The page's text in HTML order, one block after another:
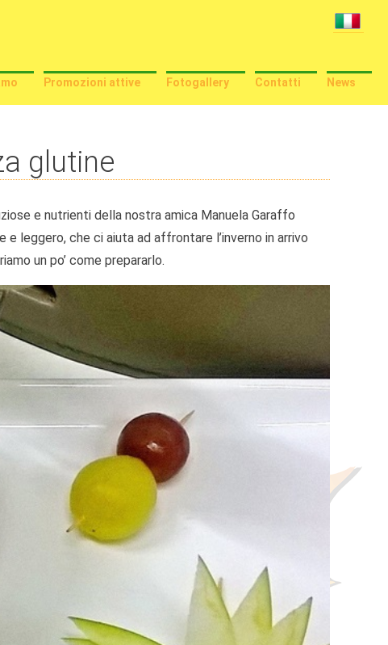
Promozioni attive Fotogallery Contatti News
glutine
e nutrienti della nostra amica Manuela Garaffo
leggero, che ci aiuta ad affrontare l’inverno in arrivo
un po’ come prepararlo.